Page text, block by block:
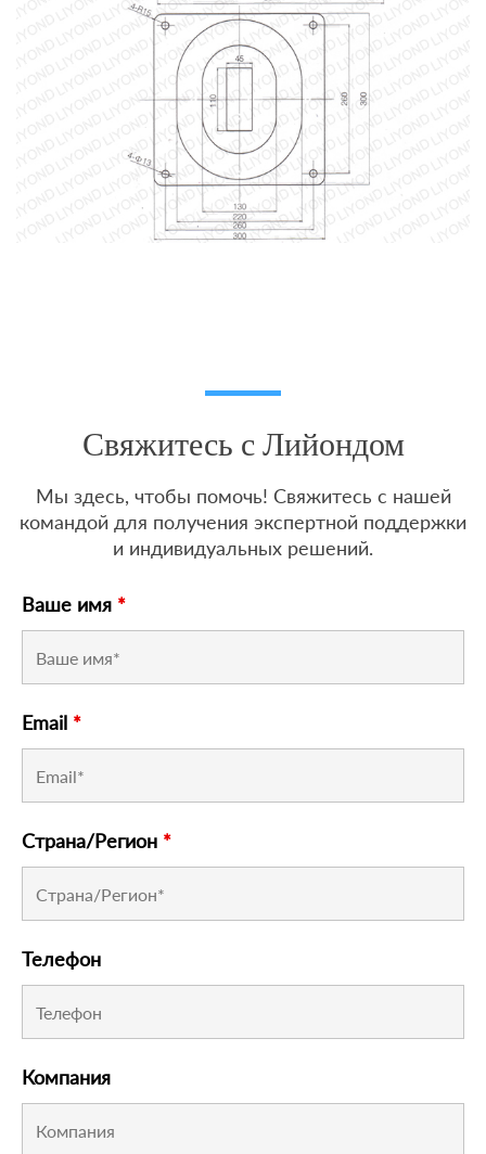
Свяжитесь с Лийондом
Мы здесь, чтобы помочь! Свяжитесь с нашей
командой для получения экспертной поддержки
и индивидуальных решений.
Ваше имя *
Email *
Страна/Регион *
Телефон
Компания